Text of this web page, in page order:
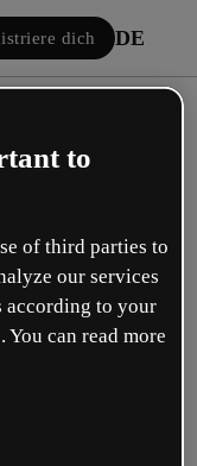
dich DE
to
of third parties to
our services
according to your
can read more